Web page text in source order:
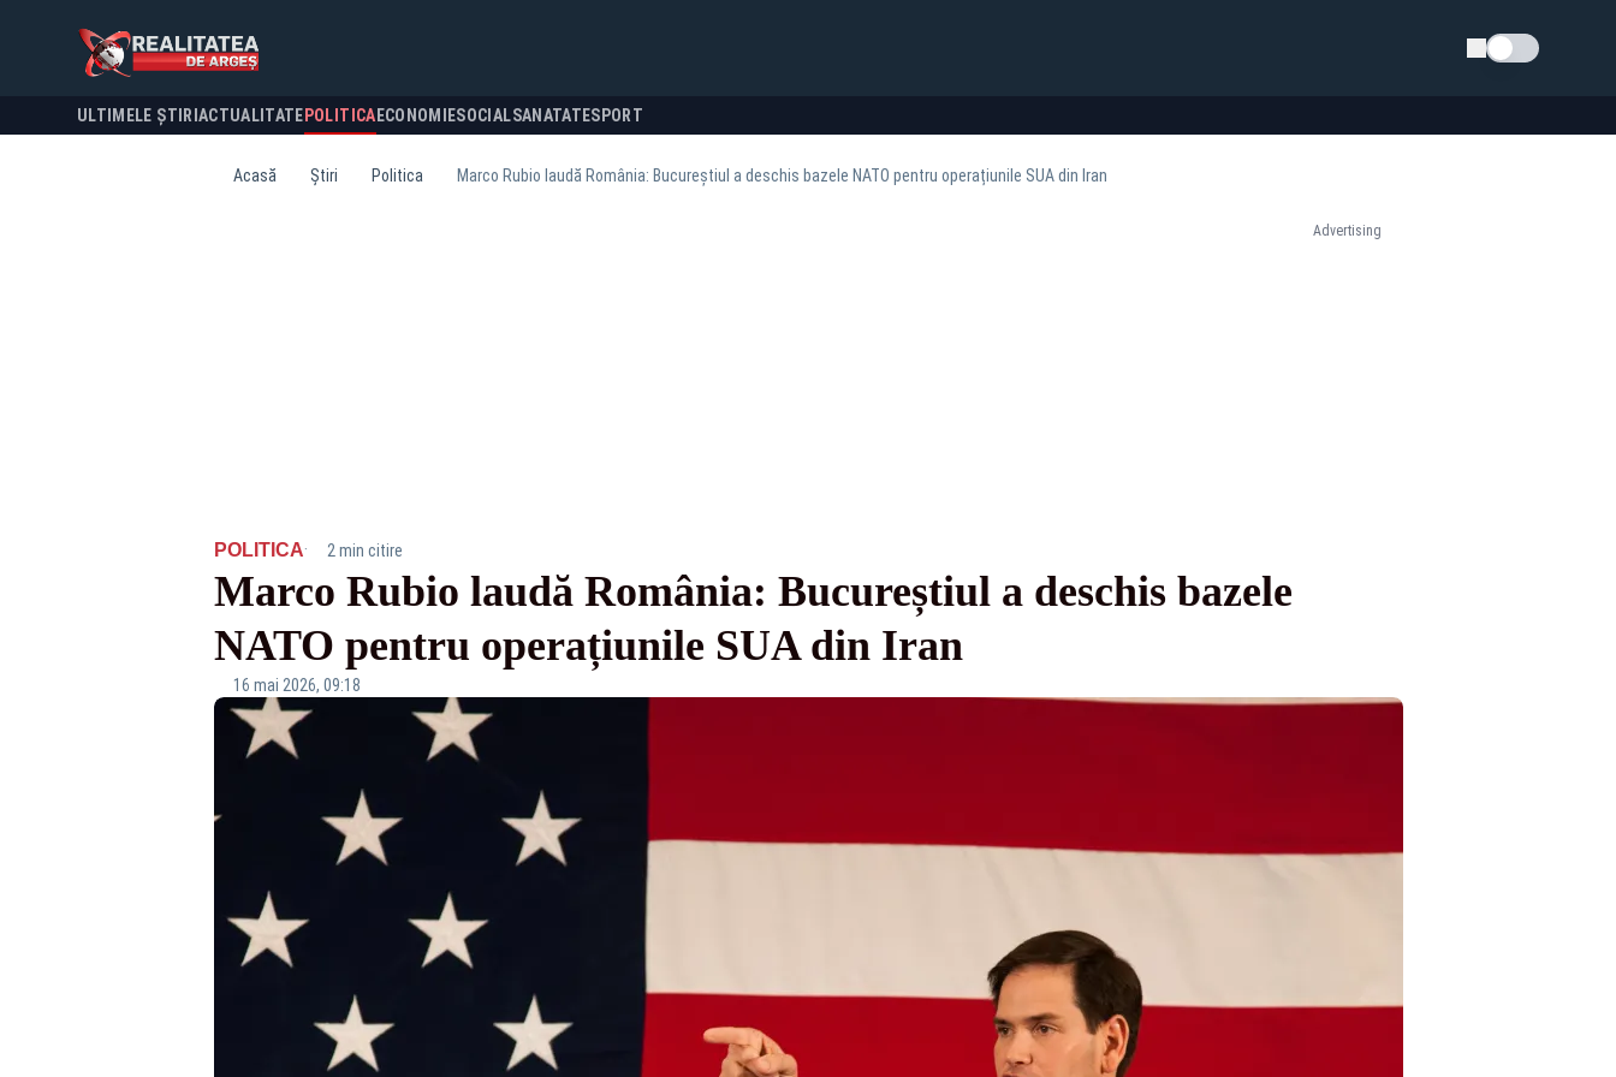
Schimba tema
ULTIMELE ȘTIRI ACTUALITATE POLITICA ECONOMIESOCIALSANATATESPORT
Acasă Știri Politica Marco Rubio laudă România: Bucureștiul a deschis bazele NATO pentru operațiunile SUA din Iran
Advertising
POLITICA· 2 min citire
Marco Rubio laudă România: Bucureștiul a deschis bazele
NATO pentru operațiunile SUA din Iran
16 mai 2026, 09:18